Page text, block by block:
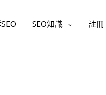
SEO知識 註冊